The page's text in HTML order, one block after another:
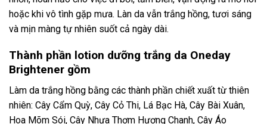
hoặc khi vô tình gặp mưa. Làn da vẫn trắng hồng, tươi sáng
và mịn màng tự nhiên suốt cả ngày dài.
Thành phần lotion dưỡng trắng da Oneday
Brightener gồm
Làm da trắng hồng bằng các thành phần chiết xuất từ thiên
nhiên: Cây Cẩm Quỳ, Cây Cỏ Thi, Lá Bạc Hà, Cây Bài Xuân,
Hoa Mõm Sói, Cây Nhựa Thơm Hương Chanh, Cây Áo